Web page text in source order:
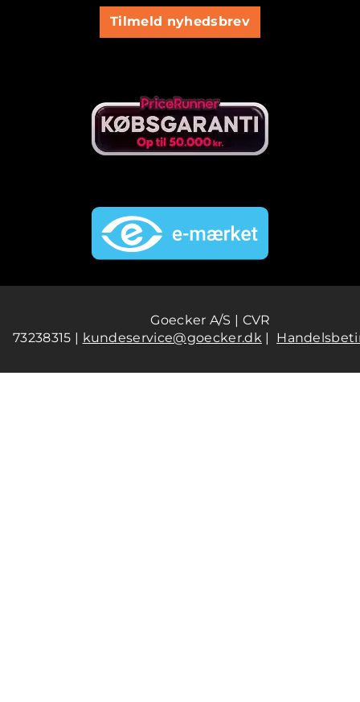
Tilmeld nyhedsbrev
Goecker A/S | CVR
73238315 | kundeservice@goecker.dk|